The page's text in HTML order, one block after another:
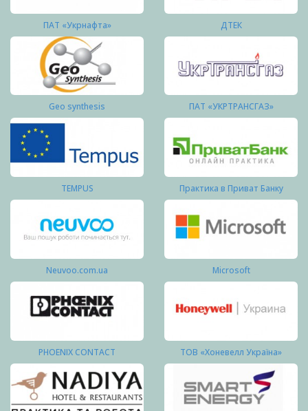
ПАТ «Укрнафта» ДТЕК
Geo synthesis ПАТ «УКРТРАНСГАЗ»
TEMPUS Практика в Приват Банку
Neuvoo.com.ua Microsoft
PHOENIX CONTACT ТОВ «Хоневелл Україна»